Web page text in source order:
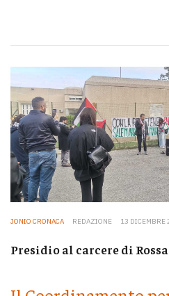
JONIO CRONACA REDAZIONE 13 DICEMBRE
Presidio al carcere di